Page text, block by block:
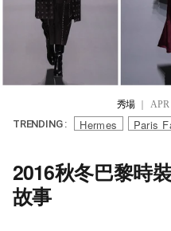
秀場｜ APR
TRENDING : Hermes Paris
2016秋冬巴黎時
故事